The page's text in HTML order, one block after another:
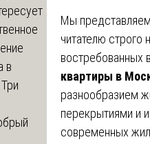
Мы
читателю
востребованных
квартиры в
разнообразием
перекрытиями и
современных
в